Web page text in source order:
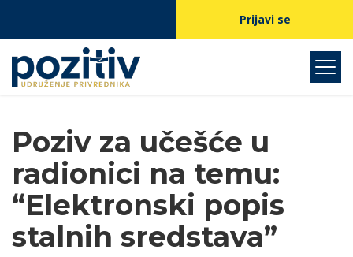
Prijavi se
Poziv za učešće u
radionici na temu:
“Elektronski popis
stalnih sredstava”